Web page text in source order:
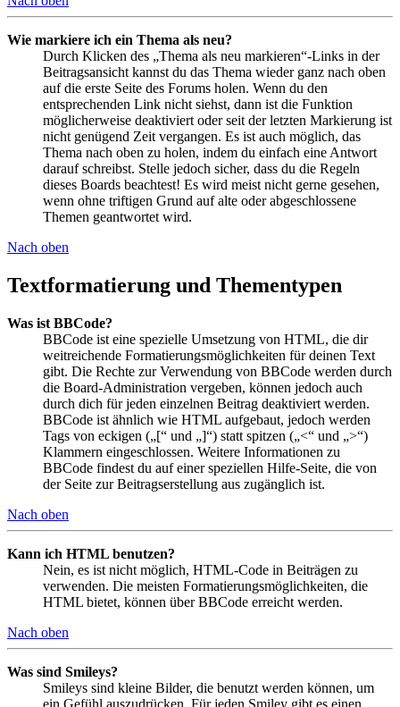
Wie markiere ich ein Thema als neu?
Durch Klicken des „Thema als neu markieren“-Links in der
Beitragsansicht kannst du das Thema wieder ganz nach oben
auf die erste Seite des Forums holen. Wenn du den
entsprechenden Link nicht siehst, dann ist die Funktion
möglicherweise deaktiviert oder seit der letzten Markierung ist
nicht genügend Zeit vergangen. Es ist auch möglich, das
Thema nach oben zu holen, indem du einfach eine Antwort
darauf schreibst. Stelle jedoch sicher, dass du die Regeln
dieses Boards beachtest! Es wird meist nicht gerne gesehen,
wenn ohne triftigen Grund auf alte oder abgeschlossene
Themen geantwortet wird.
Nach oben
Textformatierung und Thementypen
Was ist BBCode?
BBCode ist eine spezielle Umsetzung von HTML, die dir
weitreichende Formatierungsmöglichkeiten für deinen Text
gibt. Die Rechte zur Verwendung von BBCode werden durch
die Board-Administration vergeben, können jedoch auch
durch dich für jeden einzelnen Beitrag deaktiviert werden.
BBCode ist ähnlich wie HTML aufgebaut, jedoch werden
Tags von eckigen („[“ und „]“) statt spitzen („<“ und „>“)
Klammern eingeschlossen. Weitere Informationen zu
BBCode findest du auf einer speziellen Hilfe-Seite, die von
der Seite zur Beitragserstellung aus zugänglich ist.
Nach oben
Kann ich HTML benutzen?
Nein, es ist nicht möglich, HTML-Code in Beiträgen zu
verwenden. Die meisten Formatierungsmöglichkeiten, die
HTML bietet, können über BBCode erreicht werden.
Nach oben
Was sind Smileys?
Smileys sind kleine Bilder, die benutzt werden können, um
ein Gefühl auszudrücken. Für jeden Smiley gibt es einen